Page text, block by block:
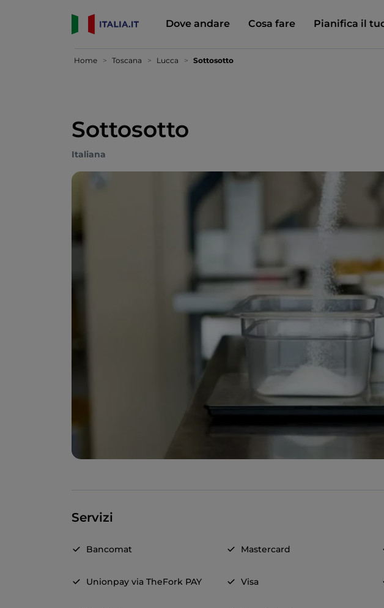
Dove andare Cosa fare Pianifica il
Home Toscana Lucca Sottosotto
Sottosotto
Italiana
Servizi
Bancomat Mastercard
Unionpay via TheFork PAY Visa